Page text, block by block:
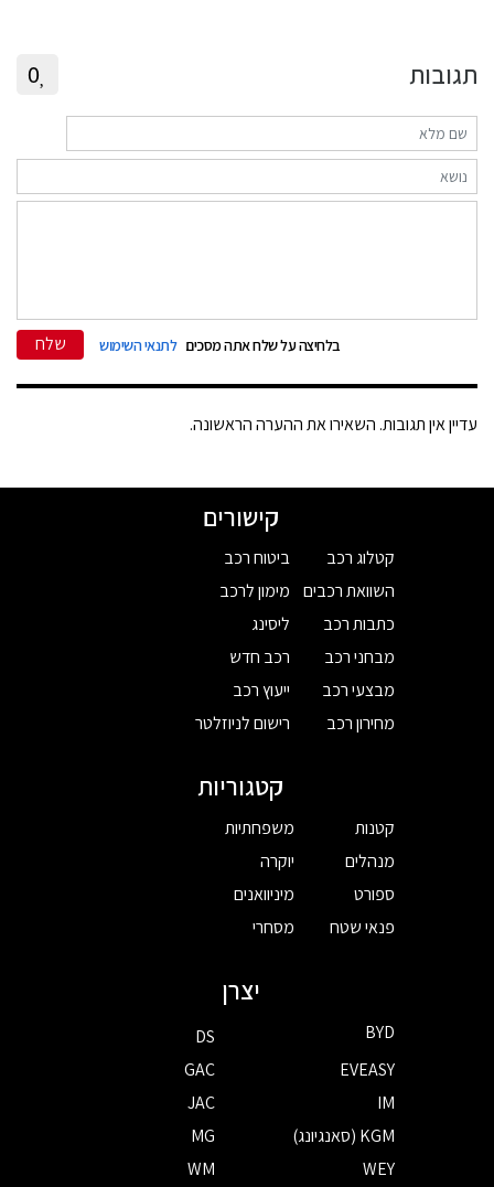
תגובות 0
בלחיצה על שלח אתה מסכים לתנאי השימוש שלח
עדיין אין תגובות. השאירו את ההערה הראשונה.
קישורים
קטלוג רכב
השוואת רכבים
כתבות רכב
מבחני רכב
מבצעי רכב
מחירון רכב
ביטוח רכב
מימון לרכב
ליסינג
רכב חדש
ייעוץ רכב
רישום לניוזלטר
קטגוריות
קטנות
מנהלים
ספורט
פנאי שטח
משפחתיות
יוקרה
מיניוואנים
מסחרי
יצרן
BYD
DS
EVEASY
GAC
IM
JAC
KGM (סאנגיונג)
MG
WEY
WM